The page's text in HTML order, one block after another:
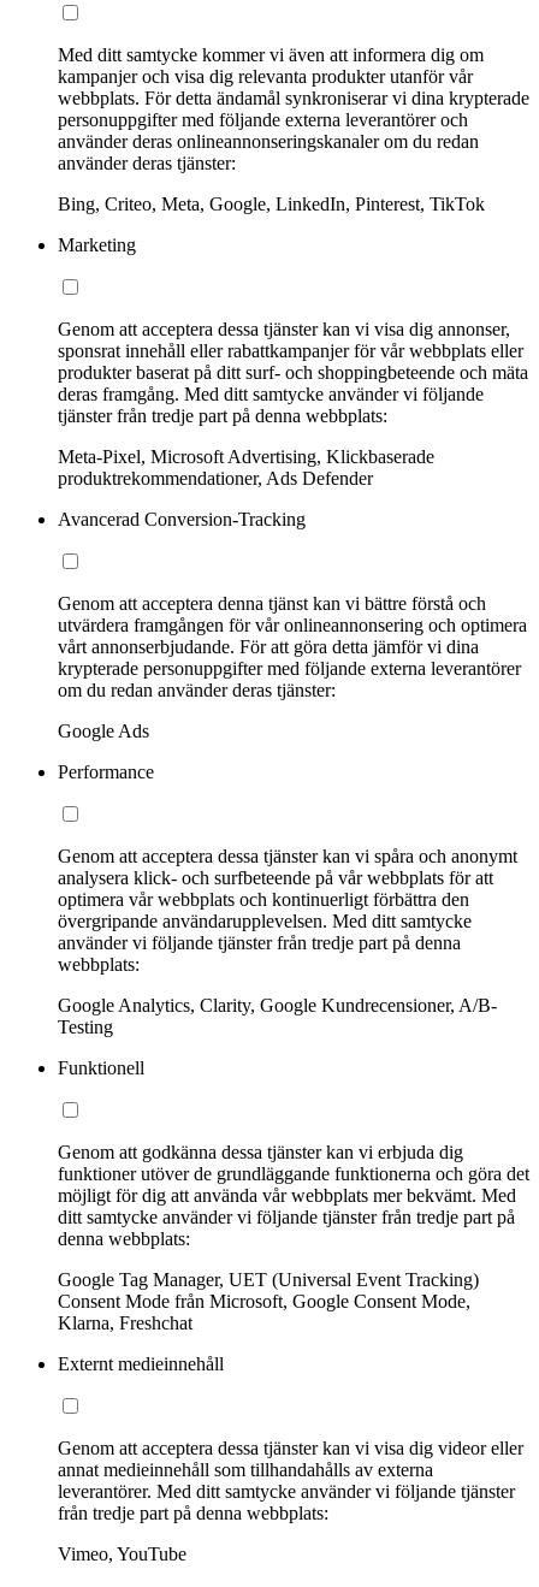
Med ditt samtycke kommer vi även att informera dig om
kampanjer och visa dig relevanta produkter utanför vår
webbplats. För detta ändamål synkroniserar vi dina krypterade
personuppgifter med följande externa leverantörer och
använder deras onlineannonseringskanaler om du redan
använder deras tjänster:
Bing, Criteo, Meta, Google, LinkedIn, Pinterest, TikTok
Marketing
Genom att acceptera dessa tjänster kan vi visa dig annonser,
sponsrat innehåll eller rabattkampanjer för vår webbplats eller
produkter baserat på ditt surf- och shoppingbeteende och mäta
deras framgång. Med ditt samtycke använder vi följande
tjänster från tredje part på denna webbplats:
Meta-Pixel, Microsoft Advertising, Klickbaserade
produktrekommendationer, Ads Defender
Avancerad Conversion-Tracking
Genom att acceptera denna tjänst kan vi bättre förstå och
utvärdera framgången för vår onlineannonsering och optimera
vårt annonserbjudande. För att göra detta jämför vi dina
krypterade personuppgifter med följande externa leverantörer
om du redan använder deras tjänster:
Google Ads
Performance
Genom att acceptera dessa tjänster kan vi spåra och anonymt
analysera klick- och surfbeteende på vår webbplats för att
optimera vår webbplats och kontinuerligt förbättra den
övergripande användarupplevelsen. Med ditt samtycke
använder vi följande tjänster från tredje part på denna
webbplats:
Google Analytics, Clarity, Google Kundrecensioner, A/B-
Testing
Funktionell
Genom att godkänna dessa tjänster kan vi erbjuda dig
funktioner utöver de grundläggande funktionerna och göra det
möjligt för dig att använda vår webbplats mer bekvämt. Med
ditt samtycke använder vi följande tjänster från tredje part på
denna webbplats:
Google Tag Manager, UET (Universal Event Tracking)
Consent Mode från Microsoft, Google Consent Mode,
Klarna, Freshchat
Externt medieinnehåll
Genom att acceptera dessa tjänster kan vi visa dig videor eller
annat medieinnehåll som tillhandahålls av externa
leverantörer. Med ditt samtycke använder vi följande tjänster
från tredje part på denna webbplats:
Vimeo, YouTube